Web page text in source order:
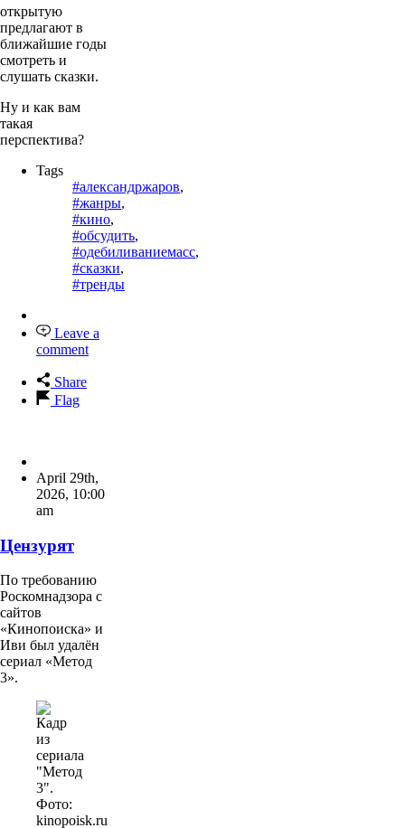
открытую
предлагают в
ближайшие годы
смотреть и
слушать сказки.
Ну и как вам
такая
перспектива?
Tags
#александржаров,
#жанры,
#кино,
#обсудить,
#одебиливаниемасс,
#сказки,
#тренды
Leave a
comment
Share
Flag
April 29th,
2026, 10:00
am
Цензурят
По требованию
Роскомнадзора c
сайтов
«Кинопоиска» и
Иви был удалён
сериал «Метод
3».